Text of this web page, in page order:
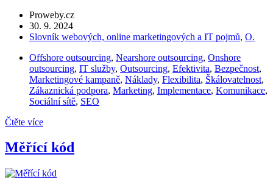
Proweby.cz
30. 9. 2024
Slovník webových, online marketingových a IT pojmů, O.
Offshore outsourcing, Nearshore outsourcing, Onshore
outsourcing, IT služby, Outsourcing, Efektivita, Bezpečnost,
Marketingové kampaně, Náklady, Flexibilita, Škálovatelnost,
Zákaznická podpora, Marketing, Implementace, Komunikace,
Sociální sítě, SEO
Čtěte více
Měřící kód